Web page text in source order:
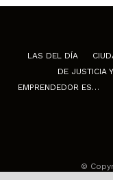
LAS DEL DÍA
DE JUSTICIA
EMPRENDEDOR ES…
©